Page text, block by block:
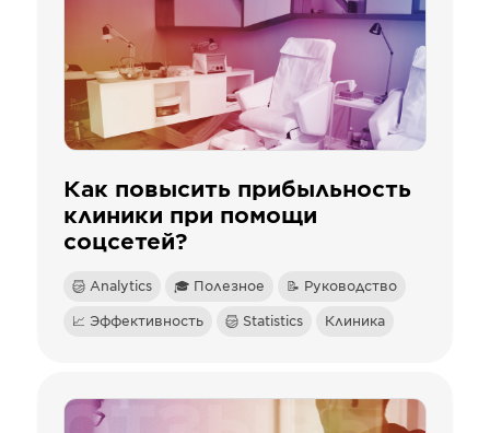
Как повысить прибыльность
клиники при помощи
соцсетей?
Analytics 🎓 Полезное 📝 Руководство
📈 Эффективность Statistics Клиника